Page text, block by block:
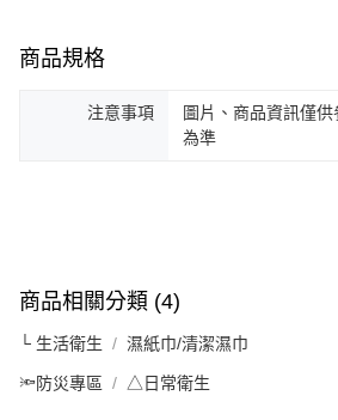
商品規格
注意事項
圖片、商品資訊僅
為準
商品相關分類 (4)
└ 生活衛生 濕紙巾/清潔濕巾
🔦防災專區 △日常衛生